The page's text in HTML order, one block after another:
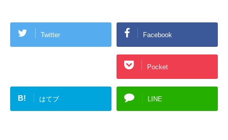
Twitter Facebook
Pocket
B! はてブ LINE